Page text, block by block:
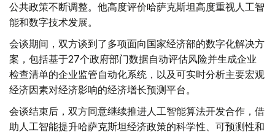
公共政策不断调整。他高度评价哈萨克斯坦高度重视人工智
能和数字技术发展。
会谈期间，双方谈到了多项面向国家经济部的数字化解决方
案，包括基于27个政府部门数据自动评估风险并生成企业
检查清单的企业监管自动化系统，以及可实时分析主要宏观
经济因素对经济影响的经济增长预测平台。
会谈结束后，双方同意继续推进人工智能算法开发合作，借
助人工智能提升哈萨克斯坦经济政策的科学性、可预测性和